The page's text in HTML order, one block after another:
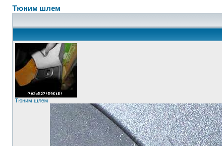
Тюним шлем
Тюним шлем